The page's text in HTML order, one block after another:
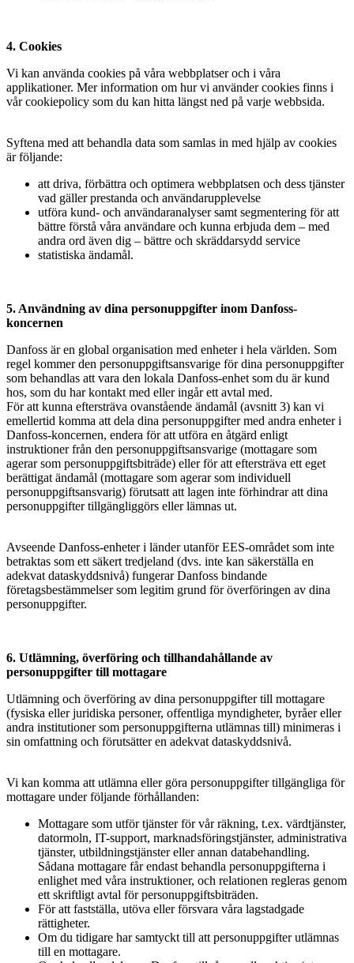
4. Cookies
Vi kan använda cookies på våra webbplatser och i våra
applikationer. Mer information om hur vi använder cookies finns i
vår cookiepolicy som du kan hitta längst ned på varje webbsida.
Syftena med att behandla data som samlas in med hjälp av cookies
är följande:
att driva, förbättra och optimera webbplatsen och dess tjänster
vad gäller prestanda och användarupplevelse
utföra kund- och användaranalyser samt segmentering för att
bättre förstå våra användare och kunna erbjuda dem – med
andra ord även dig – bättre och skräddarsydd service
statistiska ändamål.
5. Användning av dina personuppgifter inom Danfoss-
koncernen
Danfoss är en global organisation med enheter i hela världen. Som
regel kommer den personuppgiftsansvarige för dina personuppgifter
som behandlas att vara den lokala Danfoss-enhet som du är kund
hos, som du har kontakt med eller ingår ett avtal med.
För att kunna eftersträva ovanstående ändamål (avsnitt 3) kan vi
emellertid komma att dela dina personuppgifter med andra enheter i
Danfoss-koncernen, endera för att utföra en åtgärd enligt
instruktioner från den personuppgiftsansvarige (mottagare som
agerar som personuppgiftsbiträde) eller för att eftersträva ett eget
berättigat ändamål (mottagare som agerar som individuell
personuppgiftsansvarig) förutsatt att lagen inte förhindrar att dina
personuppgifter tillgängliggörs eller lämnas ut.
Avseende Danfoss-enheter i länder utanför EES-området som inte
betraktas som ett säkert tredjeland (dvs. inte kan säkerställa en
adekvat dataskyddsnivå) fungerar Danfoss bindande
företagsbestämmelser som legitim grund för överföringen av dina
personuppgifter.
6. Utlämning, överföring och tillhandahållande av
personuppgifter till mottagare
Utlämning och överföring av dina personuppgifter till mottagare
(fysiska eller juridiska personer, offentliga myndigheter, byråer eller
andra institutioner som personuppgifterna utlämnas till) minimeras i
sin omfattning och förutsätter en adekvat dataskyddsnivå.
Vi kan komma att utlämna eller göra personuppgifter tillgängliga för
mottagare under följande förhållanden:
Mottagare som utför tjänster för vår räkning, t.ex. värdtjänster,
datormoln, IT-support, marknadsföringstjänster, administrativa
tjänster, utbildningstjänster eller annan databehandling.
Sådana mottagare får endast behandla personuppgifterna i
enlighet med våra instruktioner, och relationen regleras genom
ett skriftligt avtal för personuppgiftsbiträden.
För att fastställa, utöva eller försvara våra lagstadgade
rättigheter.
Om du tidigare har samtyckt till att personuppgifter utlämnas
till en mottagare.